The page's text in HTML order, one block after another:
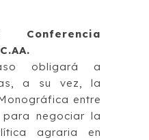
obligará a
a su vez, la
entre
para negociar la
agraria en